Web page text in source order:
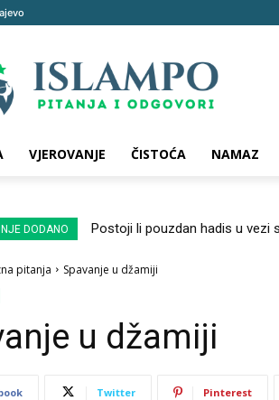
VJEROVANJE ČISTOĆA NAMAZ
DODANO Postoji li pouzdan hadis u vezi
pitanja Spavanje u džamiji
u džamiji
Twitter Pinterest